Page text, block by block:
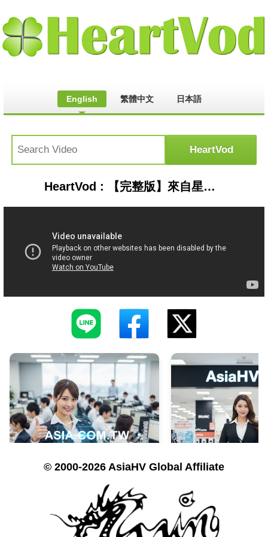
English 繁體中文 日本語
HeartVod : 【完整版】來自星星的事 - 來自冥王星的鬼燈獎：【大膽應徵「託陰」保姆 記得要聽衪的話 否則就GG了！】20160411/#8-59 |
© 2000-2026 AsiaHV Global Affiliate